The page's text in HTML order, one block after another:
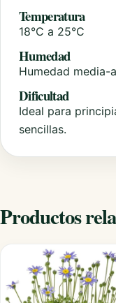
Temperatura
18°C a 25°C
Humedad
Humedad media-
Dificultad
Ideal para
sencillas.
Productos